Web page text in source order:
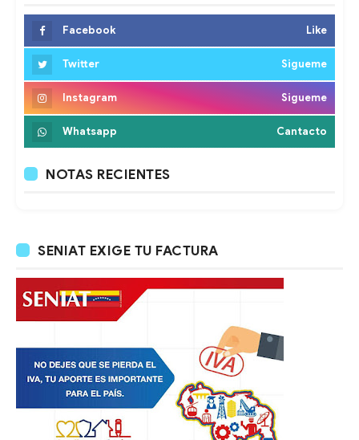
Facebook Like
Twitter Sigueme
Instagram Sigueme
Whatsapp Cantacto
NOTAS RECIENTES
SENIAT EXIGE TU FACTURA